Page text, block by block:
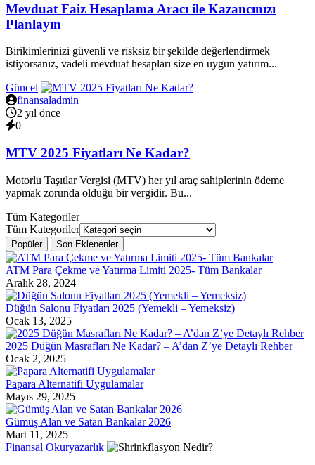
Mevduat Faiz Hesaplama Aracı ile Kazancınızı
Planlayın
Birikimlerinizi güvenli ve risksiz bir şekilde değerlendirmek
istiyorsanız, vadeli mevduat hesapları size en uygun yatırım...
Güncel
finansaladmin
2 yıl önce
0
MTV 2025 Fiyatları Ne Kadar?
Motorlu Taşıtlar Vergisi (MTV) her yıl araç sahiplerinin ödeme
yapmak zorunda olduğu bir vergidir. Bu...
Tüm Kategoriler
Tüm Kategoriler
Popüler Son Eklenenler
ATM Para Çekme ve Yatırma Limiti 2025- Tüm Bankalar
Aralık 28, 2024
Düğün Salonu Fiyatları 2025 (Yemekli – Yemeksiz)
Ocak 13, 2025
2025 Düğün Masrafları Ne Kadar? – A’dan Z’ye Detaylı Rehber
Ocak 2, 2025
Papara Alternatifi Uygulamalar
Mayıs 29, 2025
Gümüş Alan ve Satan Bankalar 2026
Mart 11, 2025
Finansal Okuryazarlık